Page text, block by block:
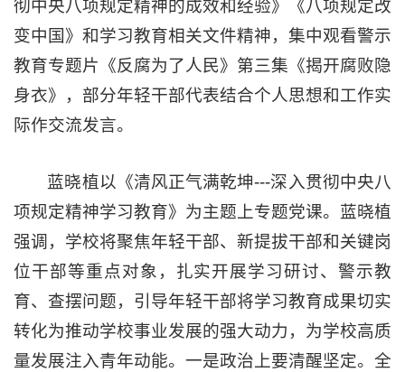
彻中央八项规定精神的成效和经验》《八项规定改
变中国》和学习教育相关文件精神，集中观看警示
教育专题片《反腐为了人民》第三集《揭开腐败隐
身衣》，部分年轻干部代表结合个人思想和工作实
际作交流发言。
蓝晓植以《清风正气满乾坤---深入贯彻中央八
项规定精神学习教育》为主题上专题党课。蓝晓植
强调，学校将聚焦年轻干部、新提拔干部和关键岗
位干部等重点对象，扎实开展学习研讨、警示教
育、查摆问题，引导年轻干部将学习教育成果切实
转化为推动学校事业发展的强大动力，为学校高质
量发展注入青年动能。一是政治上要清醒坚定。全